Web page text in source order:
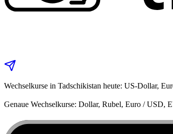
Wechselkurse in Tadschikistan heute: US‑Dollar,
Genaue Wechselkurse: Dollar, Rubel, Euro /